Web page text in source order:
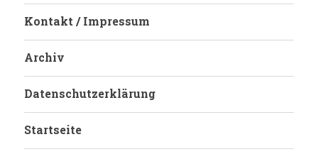
Kontakt / Impressum
Archiv
Datenschutzerklärung
Startseite